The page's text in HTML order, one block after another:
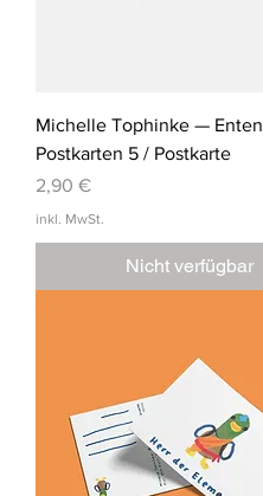
Michelle Tophinke — Enten
Postkarten 5 / Postkarte
Preis
2,90 €
inkl. MwSt.
Nicht verfügbar